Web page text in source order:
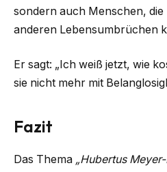
sondern auch Menschen,
anderen Lebensumbrüchen
Er sagt: „Ich weiß jetzt, wie
sie nicht mehr mit
Fazit
Das Thema „Hubertus